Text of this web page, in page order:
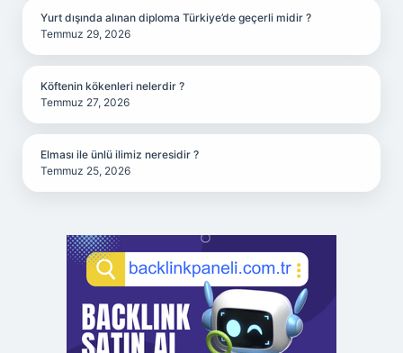
Yurt dışında alınan diploma Türkiye’de geçerli midir ?
Temmuz 29, 2026
Köftenin kökenleri nelerdir ?
Temmuz 27, 2026
Elması ile ünlü ilimiz neresidir ?
Temmuz 25, 2026